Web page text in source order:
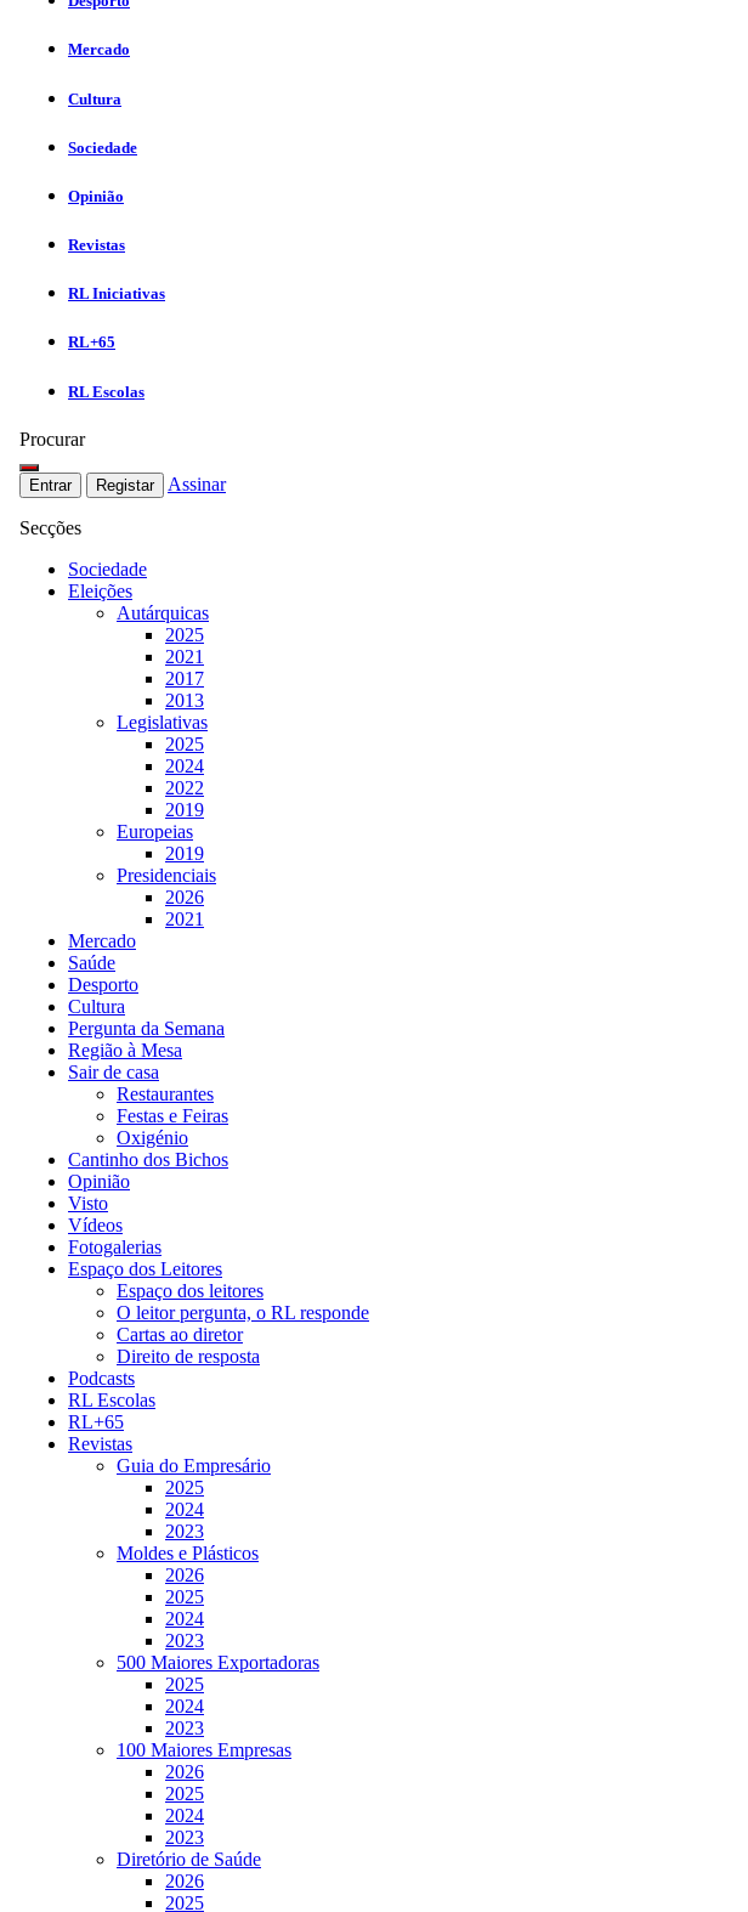
Mercado
Cultura
Sociedade
Opinião
Revistas
RL Iniciativas
RL+65
RL Escolas
Procurar
Entrar Registar Assinar
Secções
Sociedade
Eleições
Autárquicas
2025
2021
2017
2013
Legislativas
2025
2024
2022
2019
Europeias
2019
Presidenciais
2026
2021
Mercado
Saúde
Desporto
Cultura
Pergunta da Semana
Região à Mesa
Sair de casa
Restaurantes
Festas e Feiras
Oxigénio
Cantinho dos Bichos
Opinião
Visto
Vídeos
Fotogalerias
Espaço dos Leitores
Espaço dos leitores
O leitor pergunta, o RL responde
Cartas ao diretor
Direito de resposta
Podcasts
RL Escolas
RL+65
Revistas
Guia do Empresário
2025
2024
2023
Moldes e Plásticos
2026
2025
2024
2023
500 Maiores Exportadoras
2025
2024
2023
100 Maiores Empresas
2026
2025
2024
2023
Diretório de Saúde
2026
2025